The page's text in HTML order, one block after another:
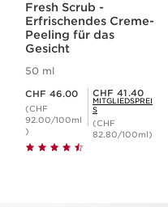
Fresh Scrub -
Erfrischendes Creme-
Peeling für das
Gesicht
50 ml
CHF 46.00
(CHF
92.00/100ml
)
Mitgliederpreis CHF 41.40
CHF 41.40
MITGLIEDSPREI
S
(CHF
82.80/100ml)